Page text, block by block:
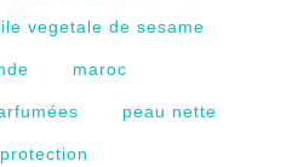
vegetale de sesame
maroc
peau nette
protection